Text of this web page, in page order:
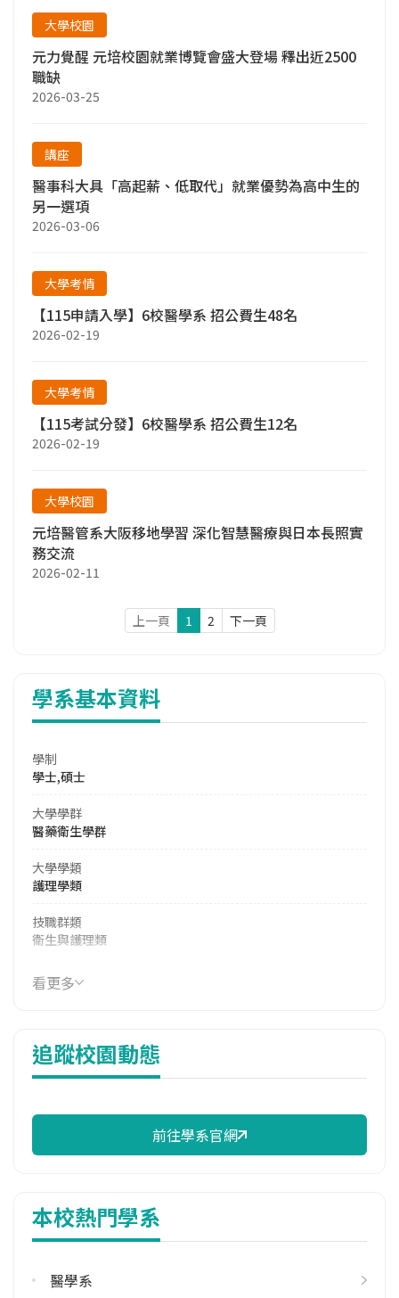
大學校園
元力覺醒 元培校園就業博覽會盛大登場 釋出近2500
職缺
2026-03-25
講座
醫事科大具「高起薪、低取代」就業優勢為高中生的
另一選項
2026-03-06
大學考情
【115申請入學】6校醫學系 招公費生48名
2026-02-19
大學考情
【115考試分發】6校醫學系 招公費生12名
2026-02-19
大學校園
元培醫管系大阪移地學習 深化智慧醫療與日本長照實
務交流
2026-02-11
上一頁 1 2 下一頁
學系基本資料
學制
學士,碩士
大學學群
醫藥衛生學群
大學學類
護理學類
技職群類
衛生與護理類
114年學費
33,975 元/學期
14,874 元/學期
114年註冊率
113學年度上學期
113學年度下學期
12
修輔系人數
看更多
追蹤校園動態
前往學系官網
本校熱門學系
醫學系